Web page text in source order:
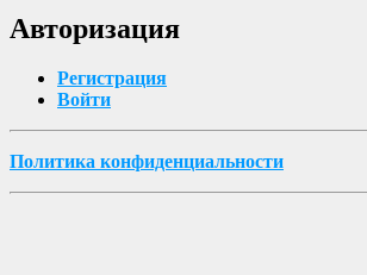
Авторизация
Регистрация
Войти
Политика конфиденциальности